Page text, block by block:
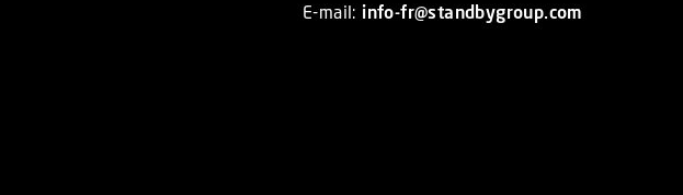
E-mail: info-fr@standbygroup.com